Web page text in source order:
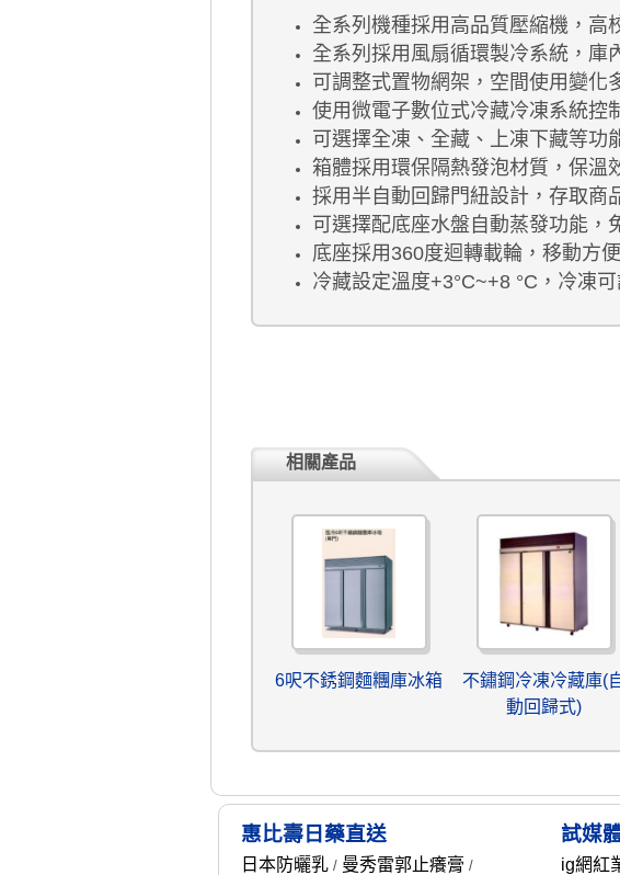
全系列機種採用高品質壓縮機，高
全系列採用風扇循環製冷系統，庫
可調整式置物網架，空間使用變化
使用微電子數位式冷藏冷凍系統控
可選擇全凍、全藏、上凍下藏等功
箱體採用環保隔熱發泡材質，保溫
採用半自動回歸門紐設計，存取商
可選擇配底座水盤自動蒸發功能，
底座採用360度迴轉載輪，移動方
冷藏設定溫度+3°C~+8 °C，冷凍
相關產品
6呎不銹鋼麵糰庫冰箱
不鏽鋼冷凍冷藏庫(
動回歸式)
惠比壽日藥直送
日本防曬乳/ 曼秀雷郭止癢膏 /
試媒
ig網紅